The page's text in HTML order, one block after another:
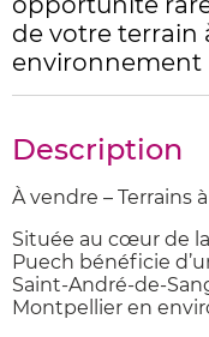
de votre terrain
environnement
Description
À vendre – Terrains
Située au cœur de la
Puech bénéficie
Saint-André-de-
Montpellier en